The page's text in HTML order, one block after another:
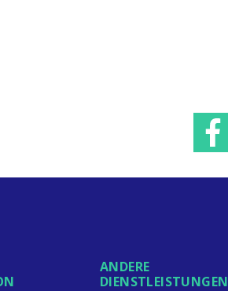
ANDERE
DIENSTLEISTUNGEN